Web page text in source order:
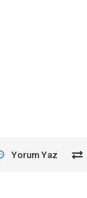
Yorum Yaz